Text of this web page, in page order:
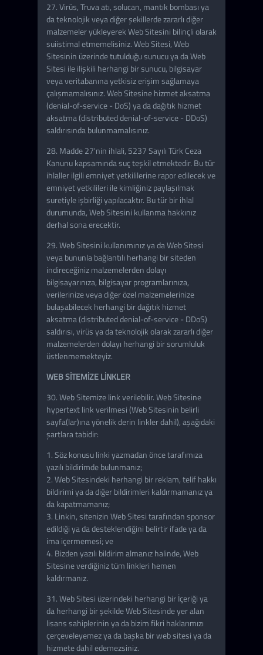
27. Virüs, Truva atı, solucan, mantık bombası ya
da teknolojik veya diğer şekillerde zararlı diğer
malzemeler yükleyerek Web Sitesini bilinçli olarak
suiistimal etmemelisiniz. Web Sitesi, Web
Sitesinin üzerinde tutulduğu sunucu ya da Web
Sitesi ile ilişkili herhangi bir sunucu, bilgisayar
veya veritabanına yetkisiz erişim sağlamaya
çalışmamalısınız. Web Sitesine hizmet aksatma
(denial-of-service - DoS) ya da dağıtık hizmet
aksatma (distributed denial-of-service - DDoS)
saldırısında bulunmamalısınız.
28. Madde 27'nin ihlali, 5237 Sayılı Türk Ceza
Kanunu kapsamında suç teşkil etmektedir. Bu tür
ihlaller ilgili emniyet yetkililerine rapor edilecek ve
emniyet yetkilileri ile kimliğiniz paylaşılmak
suretiyle işbirliği yapılacaktır. Bu tür bir ihlal
durumunda, Web Sitesini kullanma hakkınız
derhal sona erecektir.
29. Web Sitesini kullanımınız ya da Web Sitesi
veya bununla bağlantılı herhangi bir siteden
indireceğiniz malzemelerden dolayı
bilgisayarınıza, bilgisayar programlarınıza,
verilerinize veya diğer özel malzemelerinize
bulaşabilecek herhangi bir dağıtık hizmet
aksatma (distributed denial-of-service - DDoS)
saldırısı, virüs ya da teknolojik olarak zararlı diğer
malzemelerden dolayı herhangi bir sorumluluk
üstlenmemekteyiz.
WEB SİTEMİZE LİNKLER
30. Web Sitemize link verilebilir. Web Sitesine
hypertext link verilmesi (Web Sitesinin belirli
sayfa(lar)ına yönelik derin linkler dahil), aşağıdaki
şartlara tabidir:
1. Söz konusu linki yazmadan önce tarafımıza
yazılı bildirimde bulunmanız;
2. Web Sitesindeki herhangi bir reklam, telif hakkı
bildirimi ya da diğer bildirimleri kaldırmamanız ya
da kapatmamanız;
3. Linkin, sitenizin Web Sitesi tarafından sponsor
edildiği ya da desteklendiğini belirtir ifade ya da
ima içermemesi; ve
4. Bizden yazılı bildirim almanız halinde, Web
Sitesine verdiğiniz tüm linkleri hemen
kaldırmanız.
31. Web Sitesi üzerindeki herhangi bir İçeriği ya
da herhangi bir şekilde Web Sitesinde yer alan
lisans sahiplerinin ya da bizim fikri haklarımızı
çerçeveleyemez ya da başka bir web sitesi ya da
hizmete dahil edemezsiniz.